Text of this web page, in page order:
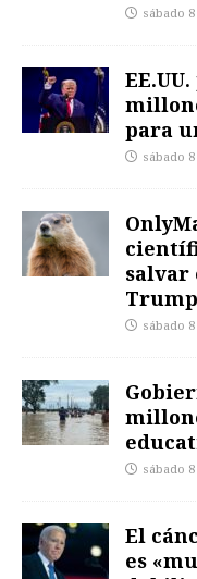
sábado
para
sábado
salvar
Trump
sábado
sábado
El
es